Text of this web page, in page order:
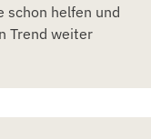
schon helfen und
Trend weiter